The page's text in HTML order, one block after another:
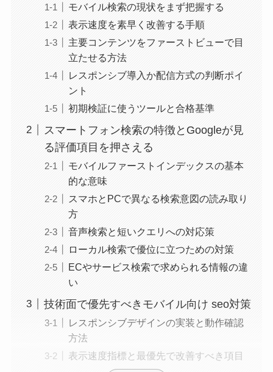
モバイル検索の現状をまず把握する
表示速度を素早く改善する手順
主要コンテンツをファーストビューで目
立たせる方法
レスポンシブ導入か配信方式の判断ポイ
ント
初期検証に使うツールと合格基準
スマートフォン検索の特徴とGoogleが見
る評価項目を押さえる
モバイルファーストインデックスの基本
的な意味
スマホとPCで異なる検索意図の読み取り
方
音声検索と短いクエリへの対応策
ローカル検索で優位に立つための対策
ECやサービス検索で求められる情報の違
い
技術面で優先すべきモバイル向け seo対策
レスポンシブデザインの実装と動作確認
方法
表示速度指標と最優先で改善すべき項目